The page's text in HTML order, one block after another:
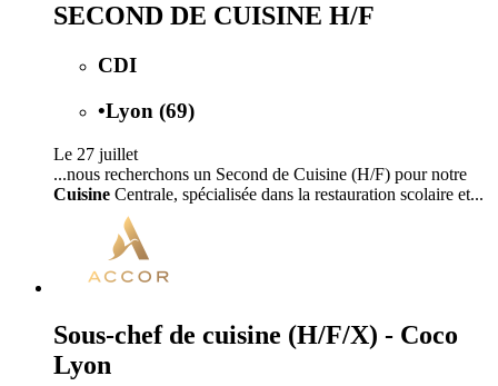
SECOND DE CUISINE H/F
CDI
•Lyon (69)
Le 27 juillet
...nous recherchons un Second de Cuisine (H/F) pour notre
Cuisine Centrale, spécialisée dans la restauration scolaire et...
Sous-chef de cuisine (H/F/X) - Coco
Lyon